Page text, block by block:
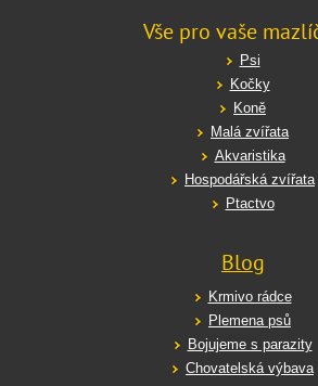
Vše pro vaše
Psi
Kočky
Koně
Malá zvířata
Akvaristika
Hospodářská zvířata
Ptactvo
Blog
Krmivo rádce
Plemena psů
Bojujeme s parazity
Chovatelská výbava